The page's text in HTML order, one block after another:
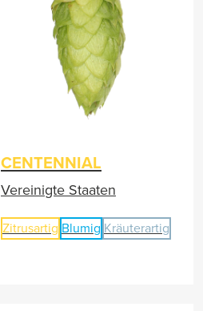
CENTENNIAL
Vereinigte Staaten
Zitrusartig Blumig Kräuterartig